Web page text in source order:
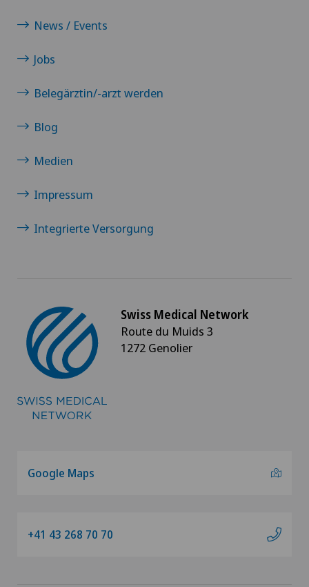
News / Events
Jobs
Belegärztin/-arzt werden
Blog
Medien
Impressum
Integrierte Versorgung
Swiss Medical Network
Route du Muids 3
1272 Genolier
Google Maps
+41 43 268 70 70